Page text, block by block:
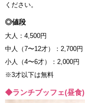
ください。
◎値段
大人：4,500円
中人（7〜12才）：2,700円
小人（4〜6才）：2,000円
※3才以下は無料
◆ランチブッフェ(昼食)